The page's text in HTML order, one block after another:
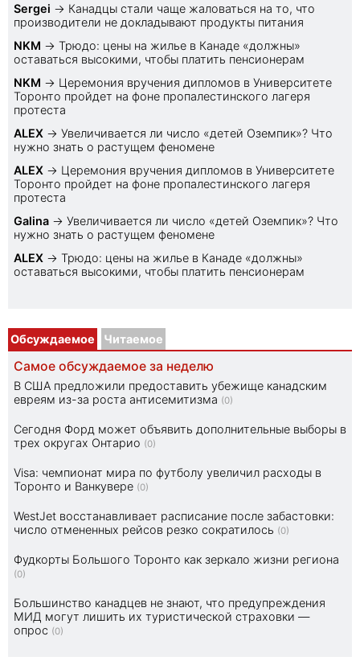
Sеrgei → Канадцы стали чаще жаловаться на то, что
производители не докладывают продукты питания
NKM → Трюдо: цены на жилье в Канаде «должны»
оставаться высокими, чтобы платить пенсионерам
NKM → Церемония вручения дипломов в Университете
Торонто пройдет на фоне пропалестинского лагеря
протеста
ALEX → Увеличивается ли число «детей Оземпик»? Что
нужно знать о растущем феномене
ALEX → Церемония вручения дипломов в Университете
Торонто пройдет на фоне пропалестинского лагеря
протеста
Galina → Увеличивается ли число «детей Оземпик»? Что
нужно знать о растущем феномене
ALEX → Трюдо: цены на жилье в Канаде «должны»
оставаться высокими, чтобы платить пенсионерам
Обсуждаемое Читаемое
Самое обсуждаемое за неделю
В США предложили предоставить убежище канадским
евреям из-за роста антисемитизма (0)
Сегодня Форд может объявить дополнительные выборы в
трех округах Онтарио (0)
Visa: чемпионат мира по футболу увеличил расходы в
Торонто и Ванкувере (0)
WestJet восстанавливает расписание после забастовки:
число отмененных рейсов резко сократилось (0)
Фудкорты Большого Торонто как зеркало жизни региона
(0)
Большинство канадцев не знают, что предупреждения
МИД могут лишить их туристической страховки —
опрос (0)